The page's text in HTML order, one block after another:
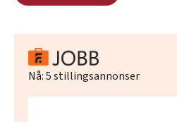
Nå:5stillingsannonser